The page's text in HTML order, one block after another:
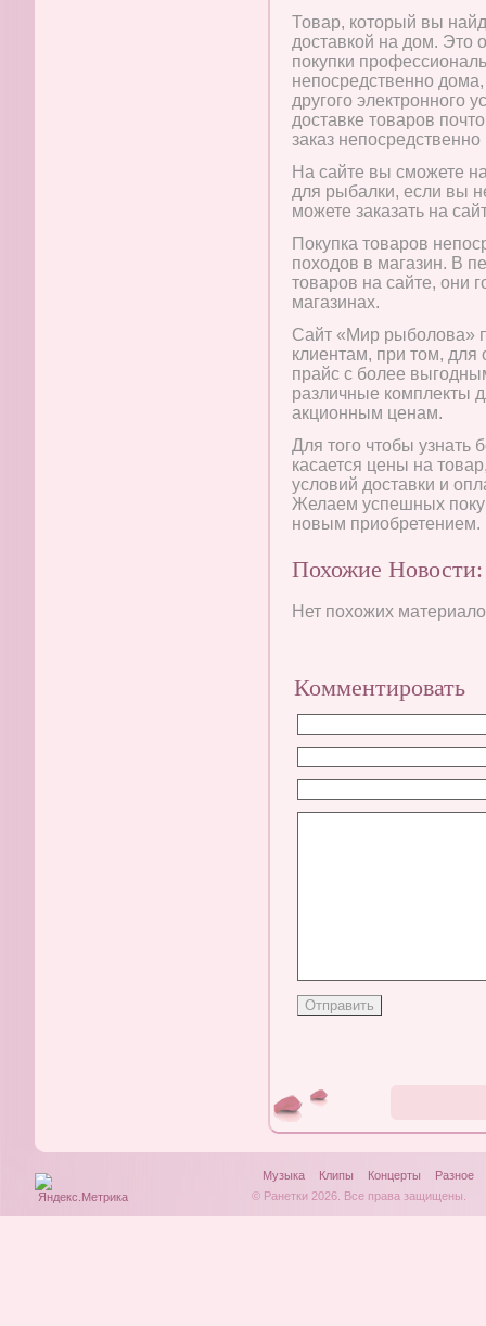
Товар, который вы
доставкой на дом. Это
покупки
непосредственно
другого электронного
доставке товаров
заказ
На сайте вы сможете
для рыбалки, если вы
можете заказать на
Покупка товаров
походов в магазин. В
товаров на сайте, они
магазинах.
Сайт «Мир рыболова»
клиентам, при том, для
прайс с более
различные комплекты
акционным ценам.
Для того чтобы
касается цены на
условий доставки и
Желаем успешных
новым приобретением.
Похожие Новости:
Нет похожих
Комментировать
Музыка Клипы Концерты
Разное
© Ранетки 2026. Все права защищены.